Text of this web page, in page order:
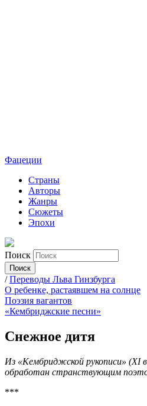
Фацеции
Страны
Авторы
Жанры
Сюжеты
Эпохи
Поиск
/ Переводы Льва Гинзбурга
О ребенке, растаявшем на солнце
Поэзия вагантов
«Кембриджские песни»
Снежное дитя
Из «Кембриджской рукописи» (XI
обработан странствующим
***